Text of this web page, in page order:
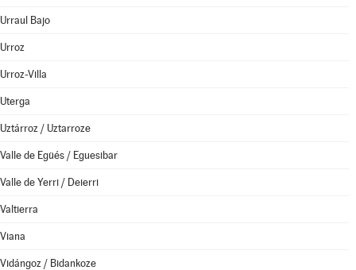
Urraul Bajo
Urroz
Urroz-Villa
Uterga
Uztárroz / Uztarroze
Valle de Egüés / Eguesibar
Valle de Yerri / Deierri
Valtierra
Viana
Vidángoz / Bidankoze